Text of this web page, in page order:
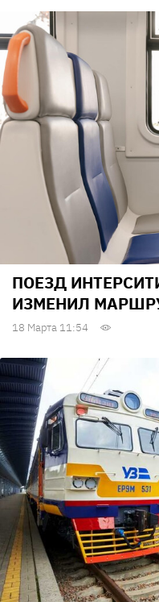
ПОЕЗД
ИЗМЕНИЛ
18 Марта 11:54